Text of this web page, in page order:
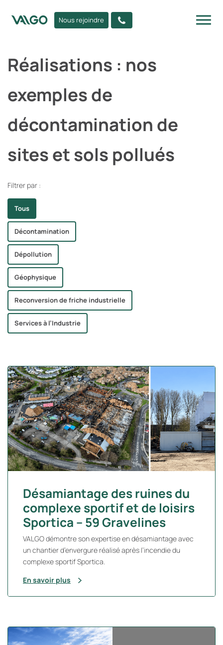
Nous rejoindre
Réalisations : nos
exemples de
décontamination de
sites et sols pollués
Filtrer par :
Tous
Décontamination
Dépollution
Géophysique
Reconversion de friche industrielle
Services à l’Industrie
Désamiantage des ruines du
complexe sportif et de loisirs
Sportica – 59 Gravelines
VALGO démontre son expertise en désamiantage avec
un chantier d’envergure réalisé après l’incendie du
complexe sportif Sportica.
En savoir plus